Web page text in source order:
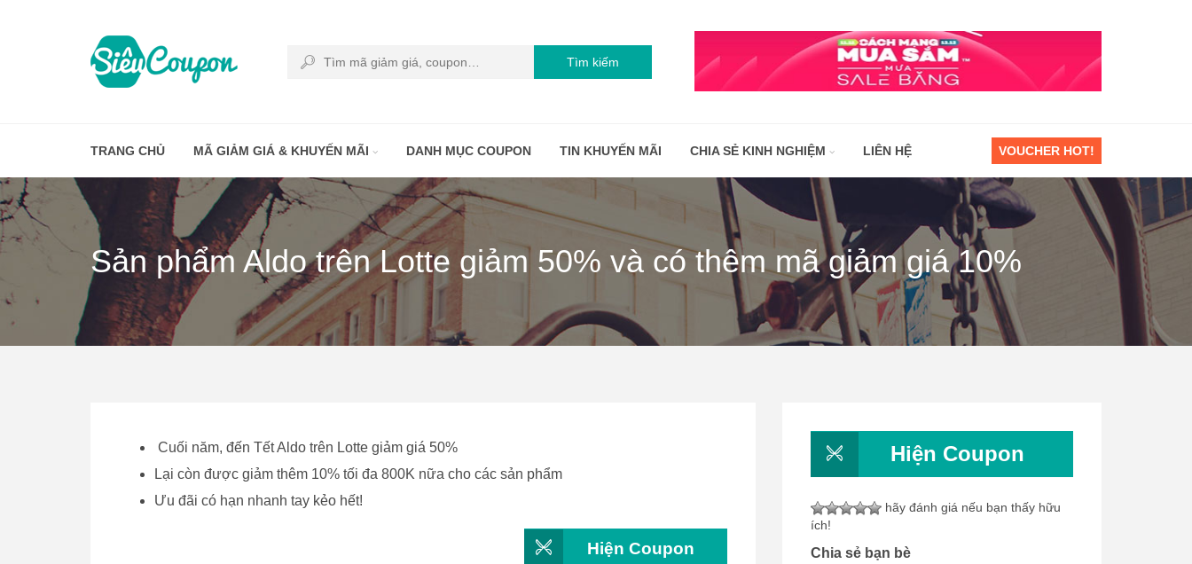
Tìm kiếm
TRANG CHỦ MÃ GIẢM GIÁ & KHUYẾN MÃI DANH MỤC COUPON TIN KHUYẾN MÃI CHIA SẺ KINH NGHIỆM LIÊN HỆ VOUCHER HOT!
Sản phẩm Aldo trên Lotte giảm 50% và có thêm mã giảm giá 10%
Cuối năm, đến Tết Aldo trên Lotte giảm giá 50%
Lại còn được giảm thêm 10% tối đa 800K nữa cho các sản phẩm
Ưu đãi có hạn nhanh tay kẻo hết!
Hiện Coupon
Hiện Coupon
hãy đánh giá nếu bạn thấy hữu
ích!
Chia sẻ bạn bè